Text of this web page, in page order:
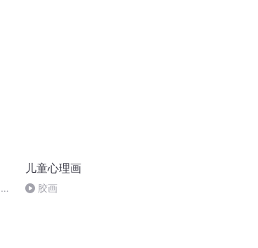
儿童心理画
胶画